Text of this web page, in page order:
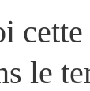
le